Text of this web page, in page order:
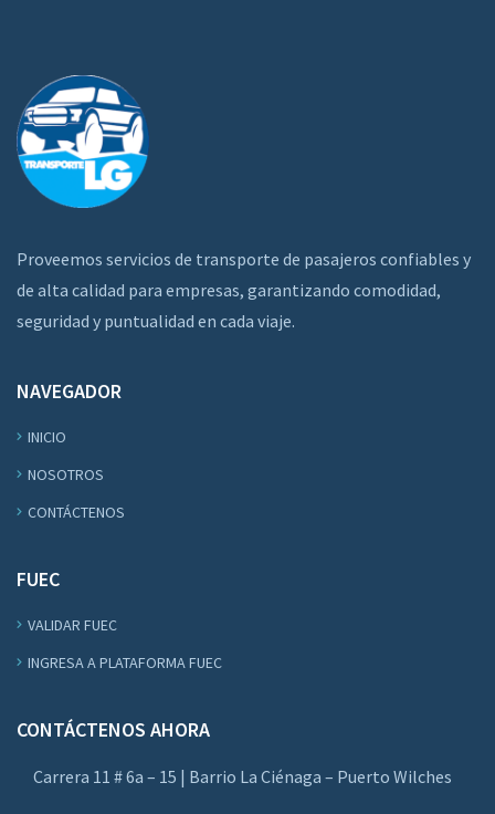
Proveemos servicios de transporte de pasajeros confiables y
de alta calidad para empresas, garantizando comodidad,
seguridad y puntualidad en cada viaje.
NAVEGADOR
INICIO
NOSOTROS
CONTÁCTENOS
FUEC
VALIDAR FUEC
INGRESA A PLATAFORMA FUEC
CONTÁCTENOS AHORA
Carrera 11 # 6a – 15 | Barrio La Ciénaga – Puerto Wilches